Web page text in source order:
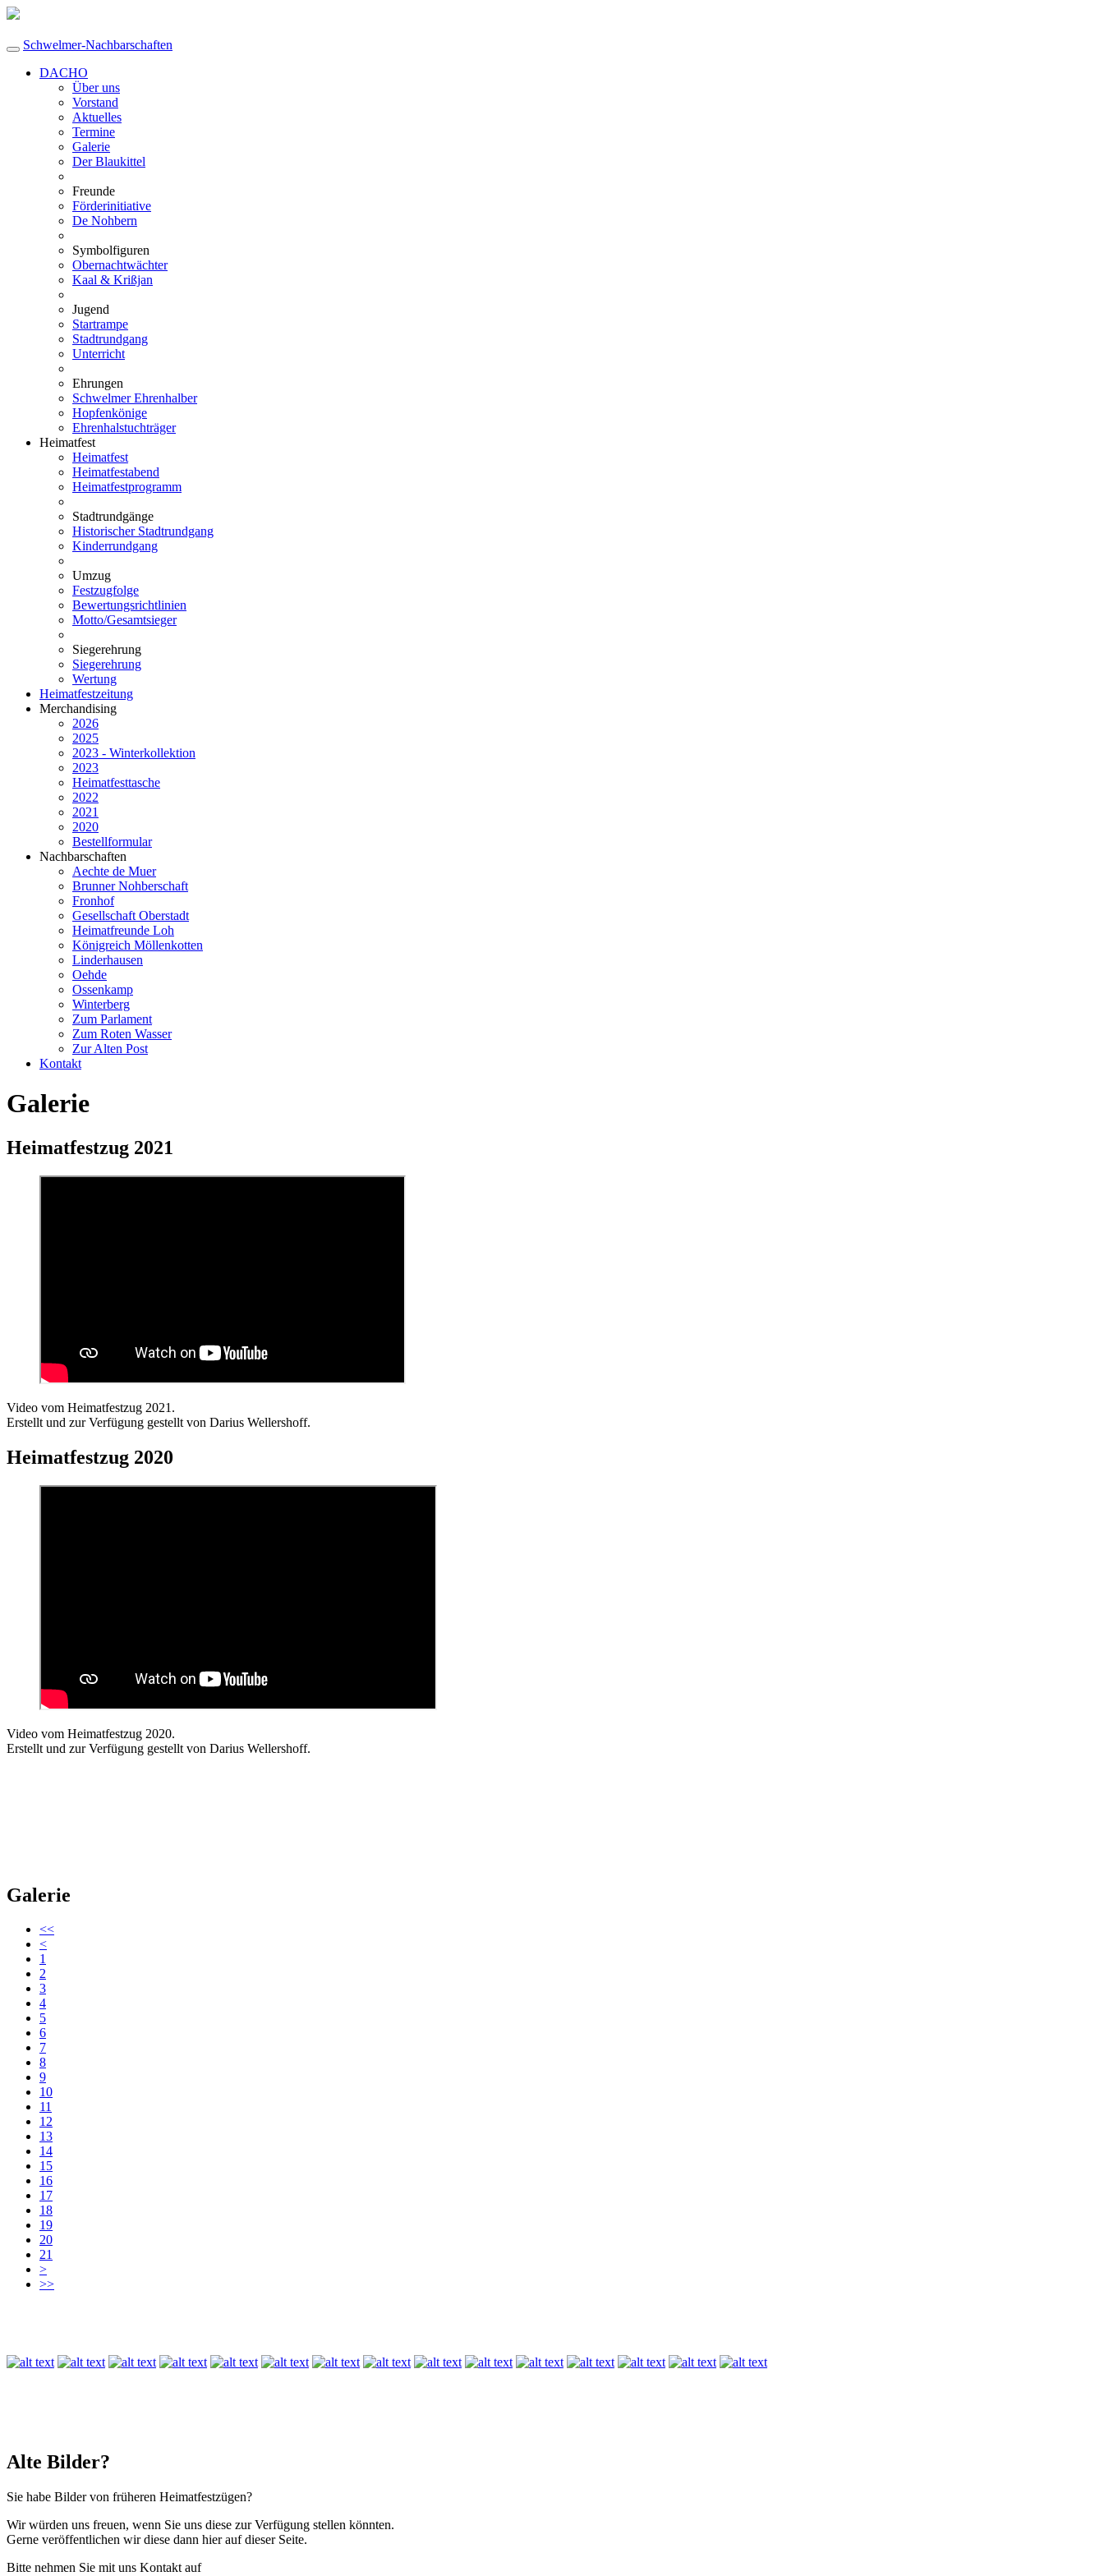
Schwelmer-Nachbarschaften
DACHO
Über uns
Vorstand
Aktuelles
Termine
Galerie
Der Blaukittel
Freunde
Förderinitiative
De Nohbern
Symbolfiguren
Obernachtwächter
Kaal & Krißjan
Jugend
Startrampe
Stadtrundgang
Unterricht
Ehrungen
Schwelmer Ehrenhalber
Hopfenkönige
Ehrenhalstuchträger
Heimatfest
Heimatfest
Heimatfestabend
Heimatfestprogramm
Stadtrundgänge
Historischer Stadtrundgang
Kinderrundgang
Umzug
Festzugfolge
Bewertungsrichtlinien
Motto/Gesamtsieger
Siegerehrung
Siegerehrung
Wertung
Heimatfestzeitung
Merchandising
2026
2025
2023 - Winterkollektion
2023
Heimatfesttasche
2022
2021
2020
Bestellformular
Nachbarschaften
Aechte de Muer
Brunner Nohberschaft
Fronhof
Gesellschaft Oberstadt
Heimatfreunde Loh
Königreich Möllenkotten
Linderhausen
Oehde
Ossenkamp
Winterberg
Zum Parlament
Zum Roten Wasser
Zur Alten Post
Kontakt
Galerie
Heimatfestzug 2021
Video vom Heimatfestzug 2021.
Erstellt und zur Verfügung gestellt von Darius Wellershoff.
Heimatfestzug 2020
Video vom Heimatfestzug 2020.
Erstellt und zur Verfügung gestellt von Darius Wellershoff.
Galerie
<<
<
1
2
3
4
5
6
7
8
9
10
11
12
13
14
15
16
17
18
19
20
21
>
>>
Alte Bilder?
Sie habe Bilder von früheren Heimatfestzügen?
Wir würden uns freuen, wenn Sie uns diese zur Verfügung stellen könnten.
Gerne veröffentlichen wir diese dann hier auf dieser Seite.
Bitte nehmen Sie mit uns Kontakt auf